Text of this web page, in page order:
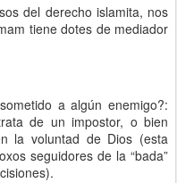
del derecho islamita, nos
tiene dotes de mediador
a algún enemigo?:
de un impostor, o bien
la voluntad de Dios (esta
seguidores de la “bada”